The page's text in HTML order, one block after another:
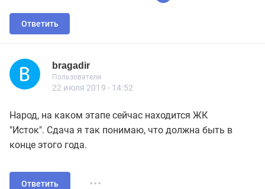
Ответить
bragadir
bragadir
Пользователи
Новичок
Пользователи
7 сообщений
22 июля 2019 - 14:52
Народ, на каком этапе сейчас находится ЖК
"Исток". Сдача я так понимаю, что должна быть в
конце этого года.
Ответить ...